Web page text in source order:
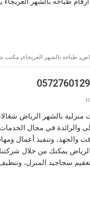
, طباخه بالشهر العريجاء, مكتب
منزلية بالشهر الرياض
والرائدة في مجال
والجهد، وتنفيذ أعمال
يمكنك من خلال
سجاجيد المنزل،